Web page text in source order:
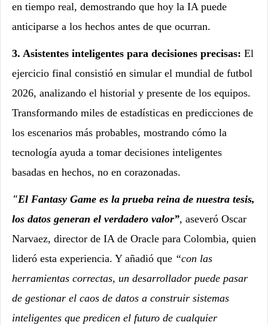
en tiempo real, demostrando que hoy la IA puede
anticiparse a los hechos antes de que ocurran.
3. Asistentes inteligentes para decisiones precisas: El
ejercicio final consistió en simular el mundial de futbol
2026, analizando el historial y presente de los equipos.
Transformando miles de estadísticas en predicciones de
los escenarios más probables, mostrando cómo la
tecnología ayuda a tomar decisiones inteligentes
basadas en hechos, no en corazonadas.
"El Fantasy Game es la prueba reina de nuestra tesis,
los datos generan el verdadero valor”, aseveró Oscar
Narvaez, director de IA de Oracle para Colombia, quien
lideró esta experiencia. Y añadió que “con las
herramientas correctas, un desarrollador puede pasar
de gestionar el caos de datos a construir sistemas
inteligentes que predicen el futuro de cualquier